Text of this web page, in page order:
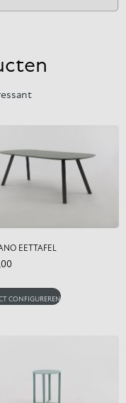
EETTAFEL
CONFIGUREREN